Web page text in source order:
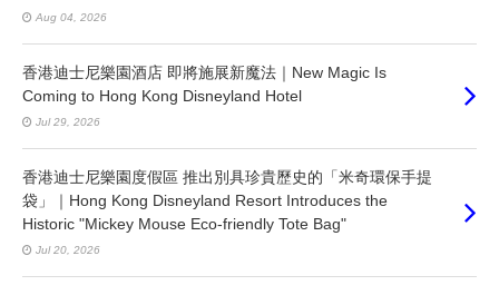
Aug 04, 2026
香港迪士尼樂園酒店 即將施展新魔法｜New Magic Is
Coming to Hong Kong Disneyland Hotel
Jul 29, 2026
香港迪士尼樂園度假區 推出別具珍貴歷史的「米奇環保手提
袋」｜Hong Kong Disneyland Resort Introduces the
Historic "Mickey Mouse Eco-friendly Tote Bag"
Jul 20, 2026